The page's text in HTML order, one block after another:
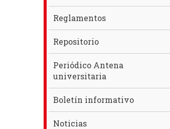
Reglamentos
Repositorio
Periódico Antena
universitaria
Boletín informativo
Noticias